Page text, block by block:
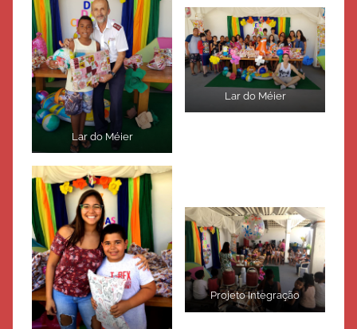
Lar do Méier
Lar do Méier
Projeto Integração